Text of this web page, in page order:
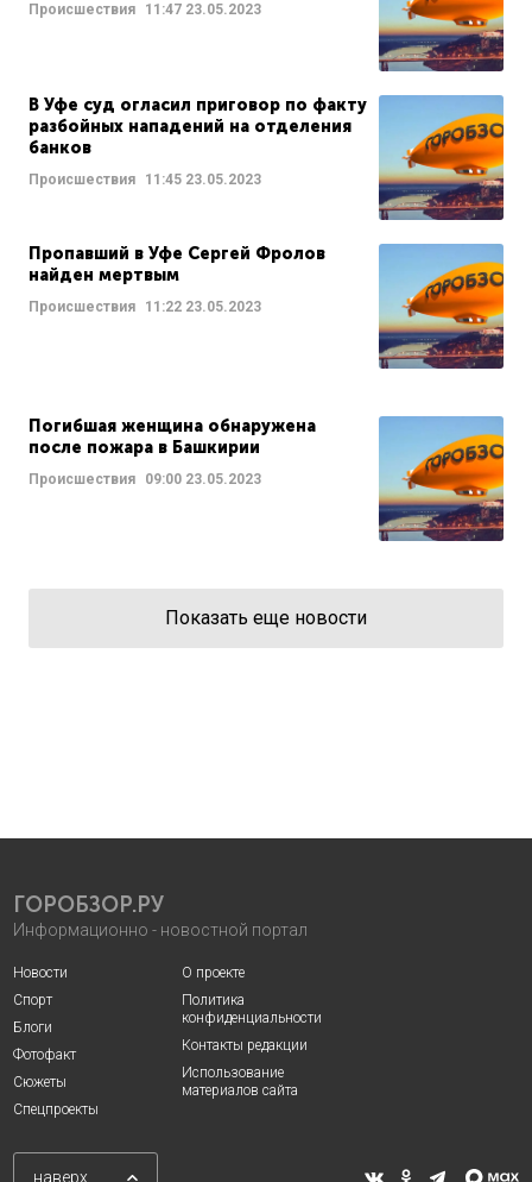
Происшествия 11:47 23.05.2023
В Уфе суд огласил приговор по факту
разбойных нападений на отделения
банков
Происшествия 11:45 23.05.2023
Пропавший в Уфе Сергей Фролов
найден мертвым
Происшествия 11:22 23.05.2023
Погибшая женщина обнаружена
после пожара в Башкирии
Происшествия 09:00 23.05.2023
Показать еще новости
ГОРОБЗОР.РУ
Информационно - новостной портал
Новости
Спорт
Блоги
Фотофакт
Сюжеты
Спецпроекты
О проекте
Политика
конфиденциальности
Контакты редакции
Использование
материалов сайта
наверх